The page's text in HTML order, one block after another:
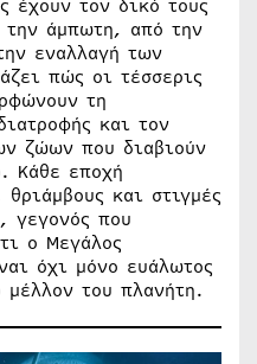
έχουν τον δικό τους
την άμπωτη, από την
εναλλαγή των
πώς οι τέσσερις
τη
και τον
ζώων που διαβιούν
Κάθε εποχή
και στιγμές
γεγονός που
ο Μεγάλος
όχι μόνο ευάλωτος
μέλλον του πλανήτη.